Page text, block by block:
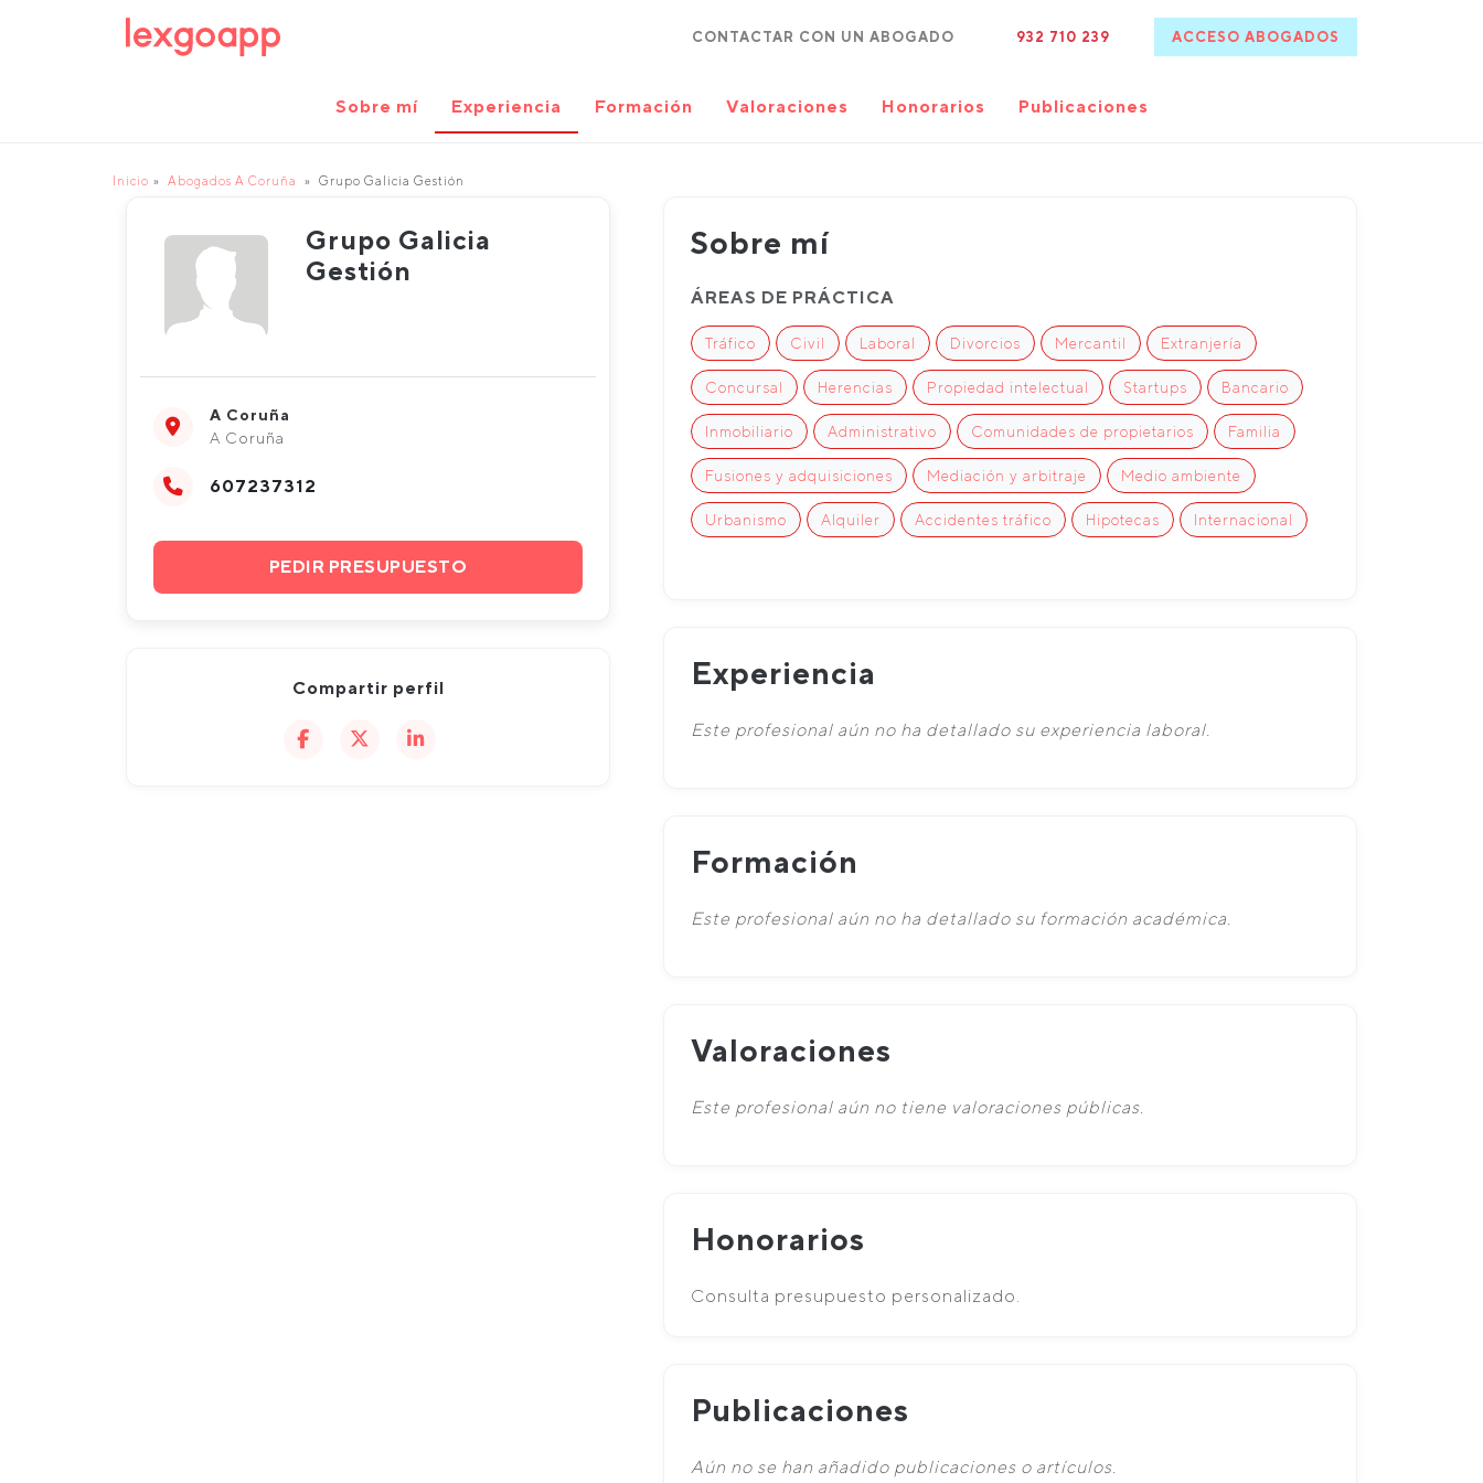
CONTACTAR CON UN ABOGADO 932 710 239 ACCESO ABOGADOS
Sobre mí Experiencia Formación Valoraciones Honorarios Publicaciones
Inicio Abogados A Coruña Grupo Galicia Gestión
Grupo Galicia
Gestión
A Coruña
A Coruña
607237312
PEDIR PRESUPUESTO
Compartir perfil
Sobre mí
ÁREAS DE PRÁCTICA
Tráfico Civil Laboral Divorcios Mercantil Extranjería
Concursal Herencias Propiedad intelectual Startups Bancario
Inmobiliario Administrativo Comunidades de propietarios Familia
Fusiones y adquisiciones Mediación y arbitraje Medio ambiente
Urbanismo Alquiler Accidentes tráfico Hipotecas Internacional
Experiencia
Este profesional aún no ha detallado su experiencia laboral.
Formación
Este profesional aún no ha detallado su formación académica.
Valoraciones
Este profesional aún no tiene valoraciones públicas.
Honorarios
Consulta presupuesto personalizado.
Publicaciones
Aún no se han añadido publicaciones o artículos.